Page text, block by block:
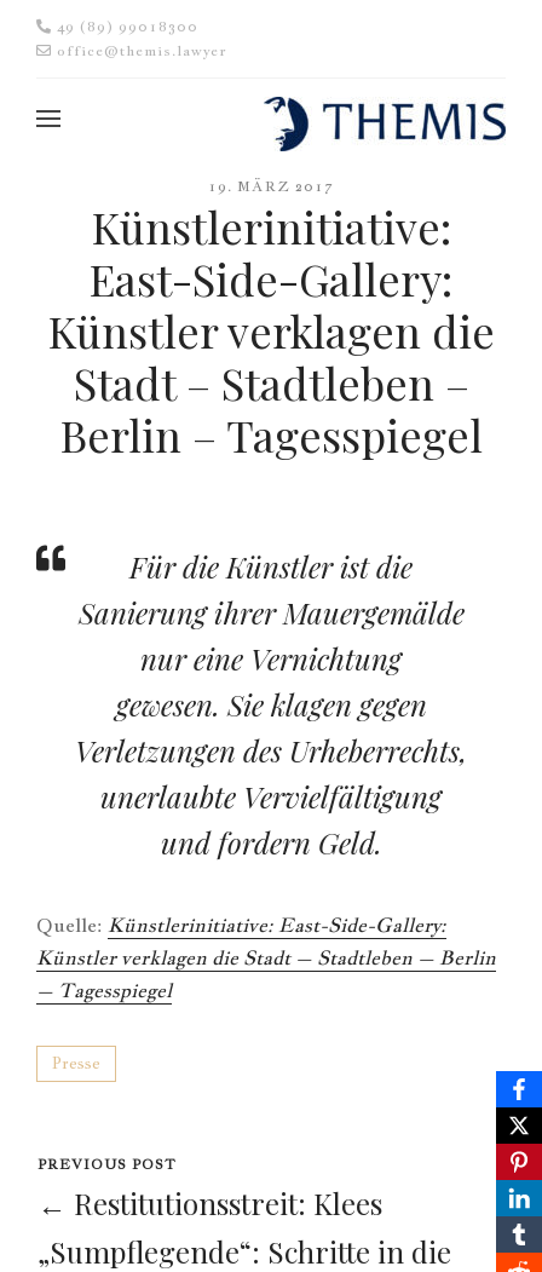
49 (89) 99018300
office@themis.lawyer
19. MÄRZ 2017
Künstlerinitiative:
East-Side-Gallery:
Künstler verklagen die
Stadt – Stadtleben –
Berlin – Tagesspiegel
Für die Künstler ist die
Sanierung ihrer Mauergemälde
nur eine Vernichtung
gewesen. Sie klagen gegen
Verletzungen des Urheberrechts,
unerlaubte Vervielfältigung
und fordern Geld.
Quelle: Künstlerinitiative: East-Side-Gallery:
Künstler verklagen die Stadt – Stadtleben – Berlin
– Tagesspiegel
Presse
PREVIOUS POST
← Restitutionsstreit: Klees
„Sumpflegende“: Schritte in die